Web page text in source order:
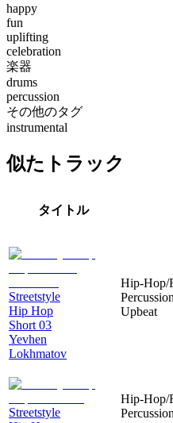
happy
fun
uplifting
celebration
楽器
drums
percussion
その他のタグ
instrumental
似たトラック
タイトル
Streetstyle
Hip Hop
Short 03
Yevhen
Lokhmatov
Hip-Hop/
Upbeat
Streetstyle
Hip-Hop/